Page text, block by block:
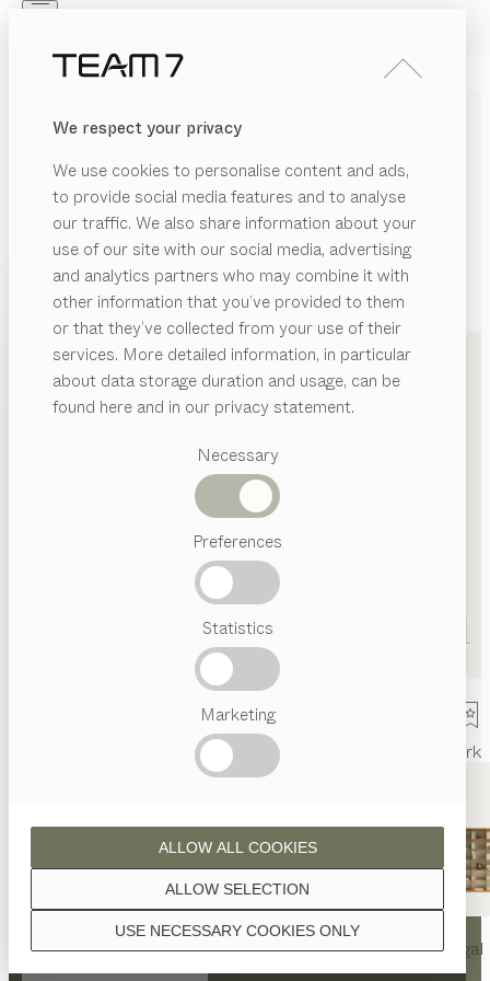
We respect your privacy
We use cookies to personalise content and ads,
to provide social media features and to analyse
our traffic. We also share information about your
use of our site with our social media, advertising
and analytics partners who may combine it with
other information that you’ve provided to them
or that they’ve collected from your use of their
services. More detailed information, in particular
about data storage duration and usage, can be
found here and in our privacy statement.
Necessary
Preferences
Statistics
Marketing
USE NECESSARY COOKIES ONLY
ALLOW SELECTION
ALLOW ALL COOKIES
PRODUKTE
INSPIRATION
HÄNDLER
Vorgeschlagene
Kategorien
Österreichisches
Handwerk
nyaTisch nyaStuhl filignoRegal
PRODUKTE
INSPIRATION
ÜBER UNS
+43 1 532318610
Referenzen Kontakt
KONTAKT
TEAM 7 Küche Wien